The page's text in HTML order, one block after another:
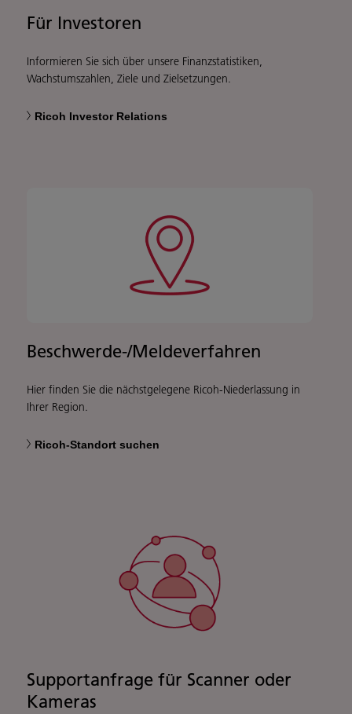
Für Investoren
Informieren Sie sich über unsere Finanzstatistiken,
Wachstumszahlen, Ziele und Zielsetzungen.
Ricoh Investor Relations
Beschwerde-/Meldeverfahren
Hier finden Sie die nächstgelegene Ricoh-Niederlassung in
Ihrer Region.
Ricoh-Standort suchen
Supportanfrage für Scanner oder
Kameras